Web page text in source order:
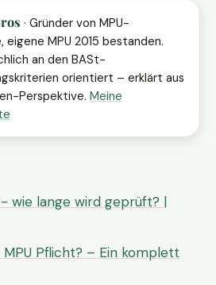
· Gründer von MPU-
eigene MPU 2015 bestanden.
an den BASt-
orientiert – erklärt aus
Perspektive. Meine
wie lange wird geprüft? |
Pflicht? – Ein komplett